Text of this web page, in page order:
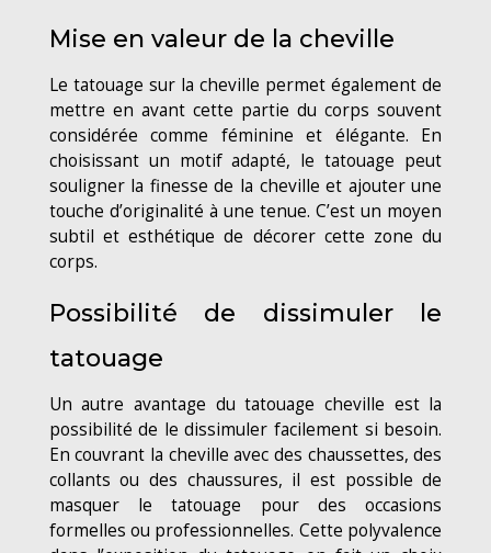
Mise en valeur de la cheville
Le tatouage sur la cheville permet également de
mettre en avant cette partie du corps souvent
considérée comme féminine et élégante. En
choisissant un motif adapté, le tatouage peut
souligner la finesse de la cheville et ajouter une
touche d’originalité à une tenue. C’est un moyen
subtil et esthétique de décorer cette zone du
corps.
Possibilité de dissimuler le
tatouage
Un autre avantage du tatouage cheville est la
possibilité de le dissimuler facilement si besoin.
En couvrant la cheville avec des chaussettes, des
collants ou des chaussures, il est possible de
masquer le tatouage pour des occasions
formelles ou professionnelles. Cette polyvalence